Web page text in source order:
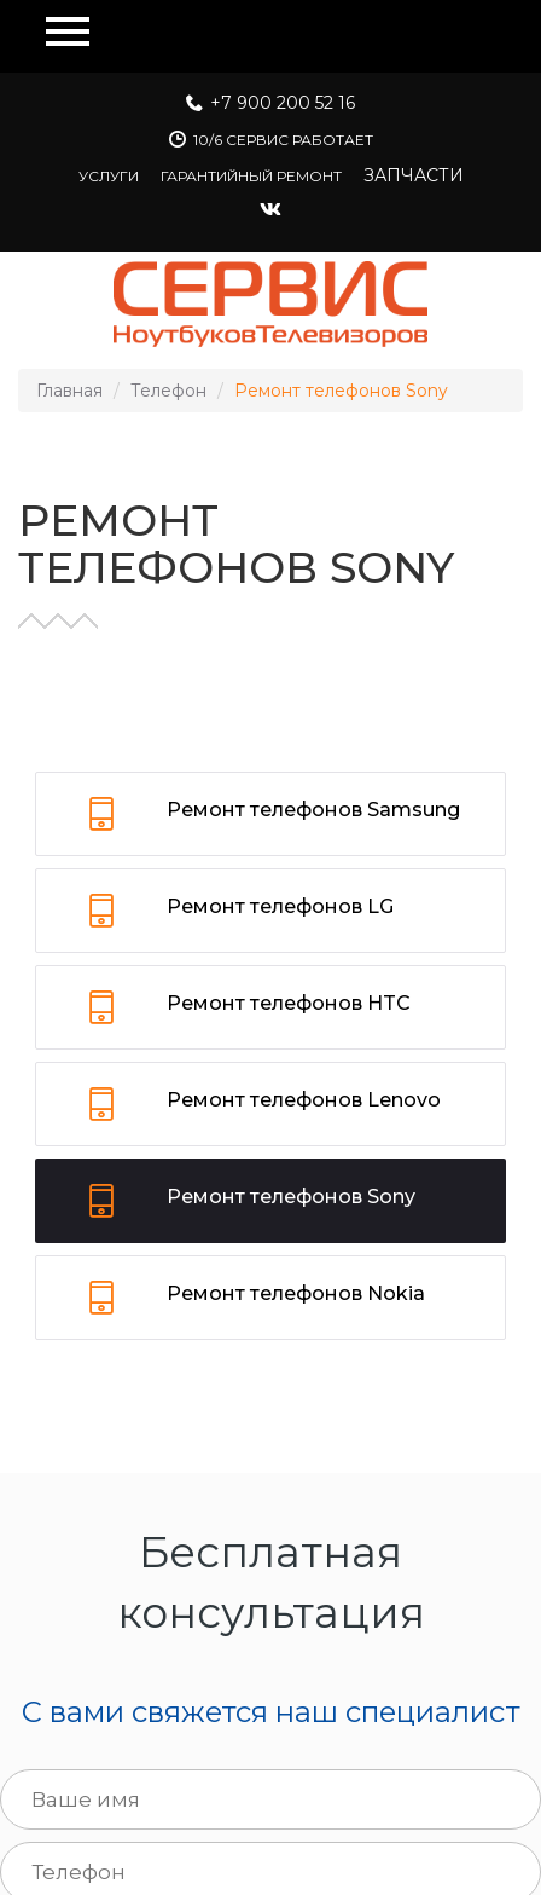
Перейти к основному содержанию
+7 900 200 52 16
10/6 СЕРВИС РАБОТАЕТ
УСЛУГИ
ГАРАНТИЙНЫЙ РЕМОНТ ЗАПЧАСТИ
Главная Телефон Ремонт телефонов Sony
Ремонт телефонов Samsung
Ремонт телефонов LG
Ремонт телефонов HTC
Ремонт телефонов Lenovo
Ремонт телефонов Sony
Ремонт телефонов Nokia
РЕМОНТ
ТЕЛЕФОНОВ SONY
Бесплатная
консультация
C вами свяжется наш специалист